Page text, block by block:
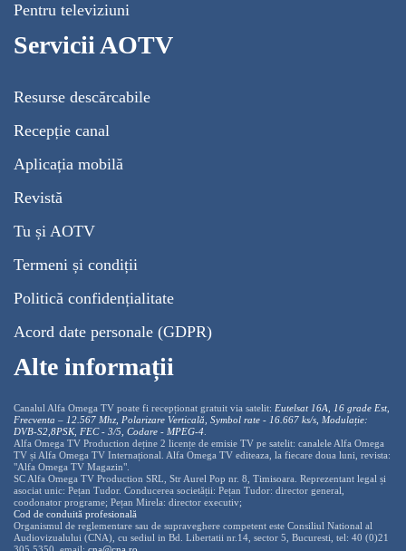
Pentru televiziuni
Servicii AOTV
Resurse descărcabile
Recepție canal
Aplicația mobilă
Revistă
Tu și AOTV
Termeni și condiții
Politică confidențialitate
Acord date personale (GDPR)
Alte informații
Canalul Alfa Omega TV poate fi recepționat gratuit via satelit: Eutelsat 16A, 16 grade Est,
Frecventa – 12.567 Mhz, Polarizare Verticală, Symbol rate - 16.667 ks/s, Modulație:
DVB-S2,8PSK, FEC - 3/5, Codare - MPEG-4
Alfa Omega TV Production deține 2 licențe de emisie TV pe satelit: canalele Alfa Omega
TV și Alfa Omega TV Internațional. Alfa Omega TV editeaza, la fiecare doua luni, revista:
"Alfa Omega TV Magazin".
SC Alfa Omega TV Production SRL, Str Aurel Pop nr. 8, Timisoara. Reprezentant legal și
asociat unic: Pețan Tudor. Conducerea societății: Pețan Tudor: director general,
coodonator programe; Pețan Mirela: director executiv;
Cod de conduită profesională
Organismul de reglementare sau de supraveghere competent este Consiliul National al
Audiovizualului (CNA), cu sediul in Bd. Libertatii nr.14, sector 5, Bucuresti, tel: 40 (0)21